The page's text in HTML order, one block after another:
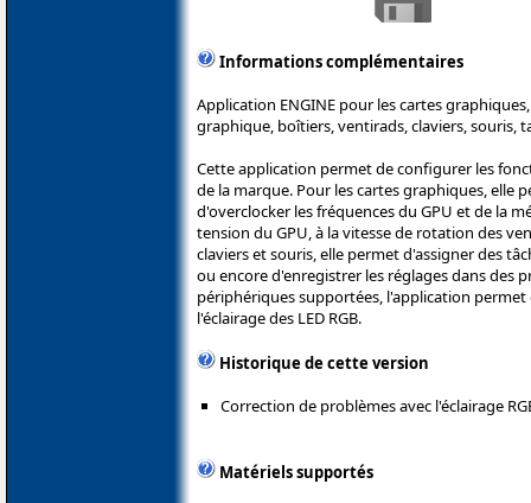
Informations complémentaires
Application ENGINE pour les cartes
graphique, boîtiers, ventirads, claviers, souris,
Cette application permet de configurer les
de la marque. Pour les cartes graphiques, elle
d'overclocker les fréquences du GPU et de la
tension du GPU, à la vitesse de rotation des
claviers et souris, elle permet d'assigner des
ou encore d'enregistrer les réglages dans des
périphériques supportées, l'application
l'éclairage des LED RGB.
Historique de cette version
Correction de problèmes avec l'éclairage
Matériels supportés